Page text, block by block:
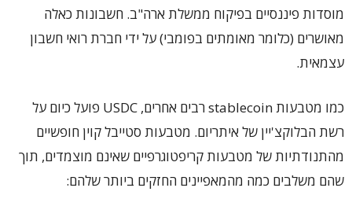
מוסדות פיננסיים בפיקוח ממשלת ארה"ב. חשבונות כאלה
מאושרים (כלומר מאומתים בפומבי) על ידי חברת רואי חשבון
עצמאית.
כמו מטבעות stablecoin רבים אחרים, USDC פועל כיום על
רשת הבלוקצ'יין של איתריום. מטבעות סטייבל קוין חופשיים
מהתנודתיות של מטבעות קריפטוגרפיים שאינם מוצמדים, תוך
שהם משלבים כמה מהמאפיינים החזקים ביותר שלהם: